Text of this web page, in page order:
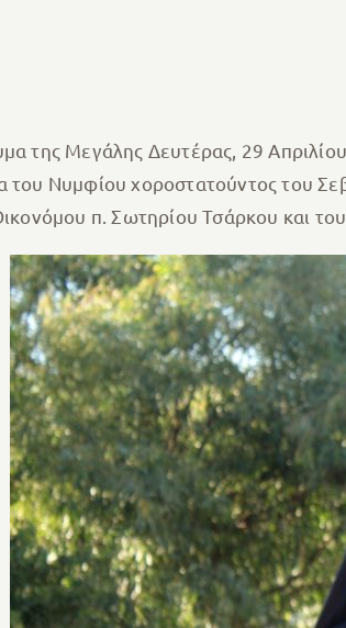
της Μεγάλης Δευτέρας, 29
του Νυμφίου χοροστατούντος του
π. Σωτηρίου Τσάρκου και